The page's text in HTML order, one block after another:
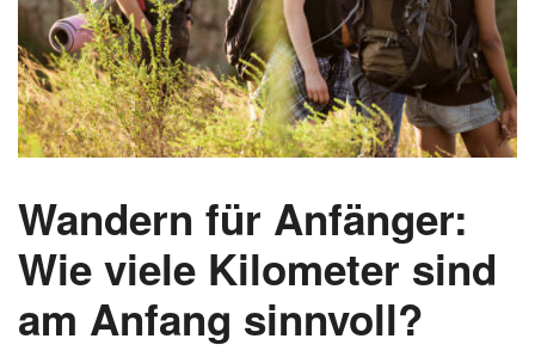
Wandern für Anfänger:
Wie viele Kilometer sind
am Anfang sinnvoll?